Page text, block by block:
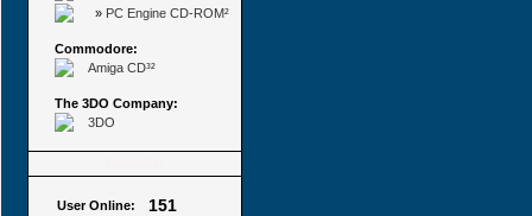
» PC Engine CD-ROM²
Commodore:
Amiga CD³²
The 3DO Company:
3DO
User Online: 151